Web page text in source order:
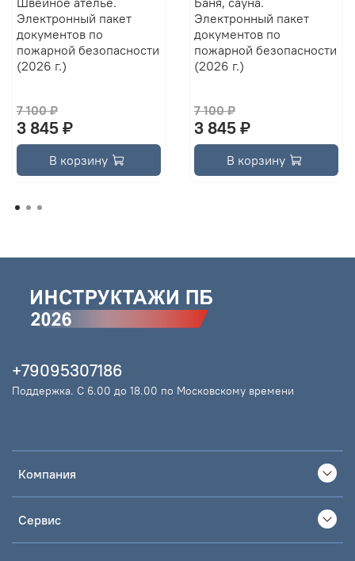
Электронный пакет
документов по
пожарной безопасности
(2026 г.)
7 100 ₽
3 845 ₽
В корзину
Электронный пакет
документов по
пожарной безопасности
(2026 г.)
7 100 ₽
3 845 ₽
В корзину
Компания
Сервис
+79095307186
Поддержка. С 6.00 до 18.00 по Московскому времени